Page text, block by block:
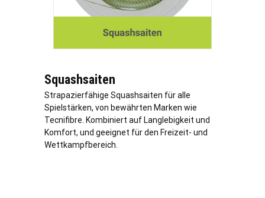
Squashsaiten
Strapazierfähige Squashsaiten für alle
Spielstärken, von bewährten Marken wie
Tecnifibre. Kombiniert auf Langlebigkeit und
Komfort, und geeignet für den Freizeit- und
Wettkampfbereich.